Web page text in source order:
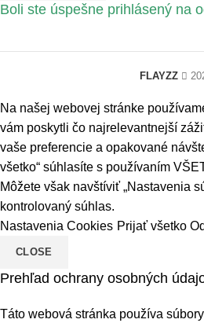
Boli ste úspešne prihlásený na
FLAYZZ
Na našej webovej stránke
vám poskytli čo najrelevantnejší
vaše preferencie a opakované
všetko“ súhlasíte s používaním
Môžete však navštíviť „Nastavenia
kontrolovaný súhlas.
Nastavenia Cookies Prijať všetko
CLOSE
Prehľad ochrany osobných
Táto webová stránka používa